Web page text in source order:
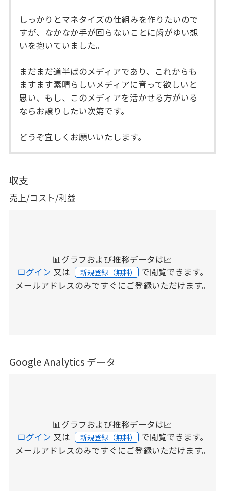
しっかりとマネタイズの仕組みを作りたいので
すが、なかなか手が回らないことに歯がゆい想
いを抱いていました。
まだまだ道半ばのメディアであり、これからも
ますます素晴らしいメディアに育って欲しいと
思い、もし、このメディアを活かせる方がいる
ならお譲りしたい次第です。
どうぞ宜しくお願いいたします。
収支
売上/コスト/利益
📊グラフおよび推移データは📈
ログイン 又は 新規登録（無料） で閲覧できます。
メールアドレスのみですぐにご登録いただけます。
Google Analytics データ
📊グラフおよび推移データは📈
ログイン 又は 新規登録（無料） で閲覧できます。
メールアドレスのみですぐにご登録いただけます。